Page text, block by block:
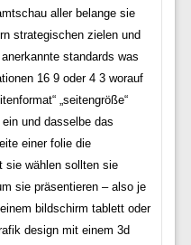
aller belange sie
strategischen zielen und
standards was
16 9 oder 4 3 worauf
„seitengröße“
und dasselbe das
einer folie die
sie wählen sollten sie
sie präsentieren – also je
bildschirm tablett oder
design mit einem 3d